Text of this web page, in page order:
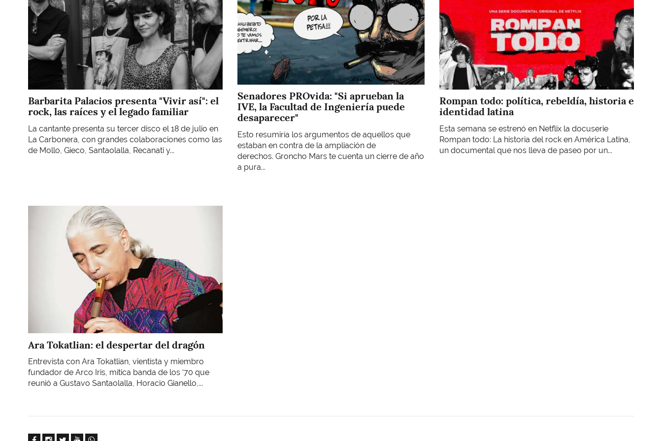
Barbarita Palacios presenta "Vivir así": el
rock, las raíces y el legado familiar
La cantante presenta su tercer disco el 18 de julio en
La Carbonera, con grandes colaboraciones como las
de Mollo, Gieco, Santaolalla, Recanati y...
Senadores PROvida: "Si aprueban la
IVE, la Facultad de Ingeniería puede
desaparecer"
Esto resumiría los argumentos de aquellos que
estaban en contra de la ampliación de
derechos. Groncho Mars te cuenta un cierre de año
a pura...
Rompan todo: política, rebeldía, historia e
identidad latina
Esta semana se estrenó en Netflix la docuserie
Rompan todo: La historia del rock en América Latina,
un documental que nos lleva de paseo por un...
Ara Tokatlian: el despertar del dragón
Entrevista con Ara Tokatlian, vientista y miembro
fundador de Arco Iris, mítica banda de los ‘70 que
reunió a Gustavo Santaolalla, Horacio Gianello,...